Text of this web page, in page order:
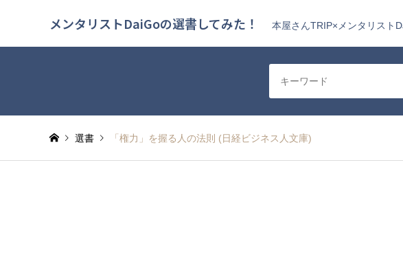
メンタリストDaiGoの選書してみた！ 本屋さんTRIP×メンタリスト
選書 「権力」を握る人の法則 (日経ビジネス人文庫)